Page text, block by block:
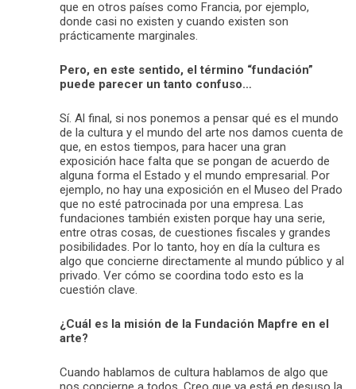
que en otros países como Francia, por ejemplo,
donde casi no existen y cuando existen son
prácticamente marginales.
Pero, en este sentido, el término “fundación”
puede parecer un tanto confuso…
Sí. Al final, si nos ponemos a pensar qué es el mundo
de la cultura y el mundo del arte nos damos cuenta de
que, en estos tiempos, para hacer una gran
exposición hace falta que se pongan de acuerdo de
alguna forma el Estado y el mundo empresarial. Por
ejemplo, no hay una exposición en el Museo del Prado
que no esté patrocinada por una empresa. Las
fundaciones también existen porque hay una serie,
entre otras cosas, de cuestiones fiscales y grandes
posibilidades. Por lo tanto, hoy en día la cultura es
algo que concierne directamente al mundo público y al
privado. Ver cómo se coordina todo esto es la
cuestión clave.
¿Cuál es la misión de la Fundación Mapfre en el
arte?
Cuando hablamos de cultura hablamos de algo que